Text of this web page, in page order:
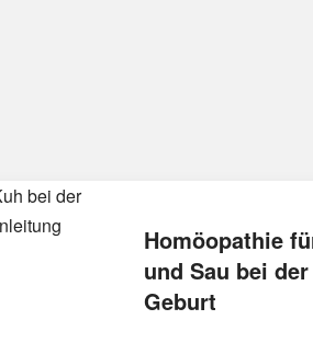
Homöopathie
und Sau bei der
Geburt